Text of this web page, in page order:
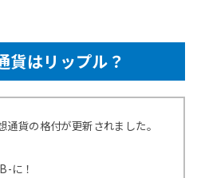
貨はリップル？
貨の格付が更新されました。
に！